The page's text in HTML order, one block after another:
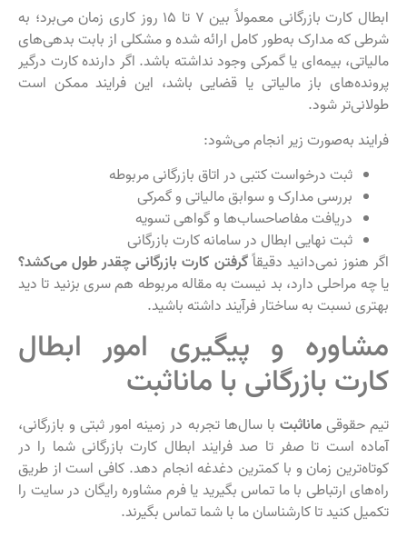
ابطال کارت بازرگانی معمولاً بین ۷ تا ۱۵ روز کاری زمان می‌برد؛ به
شرطی که مدارک به‌طور کامل ارائه شده و مشکلی از بابت بدهی‌های
مالیاتی، بیمه‌ای یا گمرکی وجود نداشته باشد. اگر دارنده کارت درگیر
پرونده‌های باز مالیاتی یا قضایی باشد، این فرایند ممکن است
طولانی‌تر شود.
فرایند به‌صورت زیر انجام می‌شود:
ثبت درخواست کتبی در اتاق بازرگانی مربوطه
بررسی مدارک و سوابق مالیاتی و گمرکی
دریافت مفاصاحساب‌ها و گواهی تسویه
ثبت نهایی ابطال در سامانه کارت بازرگانی
اگر هنوز نمی‌دانید دقیقاًگرفتن کارت بازرگانی چقدر طول می‌کشد؟
یا چه مراحلی دارد، بد نیست به مقاله مربوطه هم سری بزنید تا دید
بهتری نسبت به ساختار فرآیند داشته باشید.
مشاوره و پیگیری امور ابطال
کارت بازرگانی با ماناثبت
تیم حقوقیماناثبت با سال‌ها تجربه در زمینه امور ثبتی و بازرگانی،
آماده است تا صفر تا صد فرایند ابطال کارت بازرگانی شما را در
کوتاه‌ترین زمان و با کمترین دغدغه انجام دهد. کافی است از طریق
راه‌های ارتباطی با ما تماس بگیرید یا فرم مشاوره رایگان در سایت را
تکمیل کنید تا کارشناسان ما با شما تماس بگیرند.